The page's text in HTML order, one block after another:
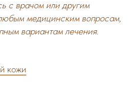
с врачом или другим
медицинским вопросам,
вариантам лечения.
кожи